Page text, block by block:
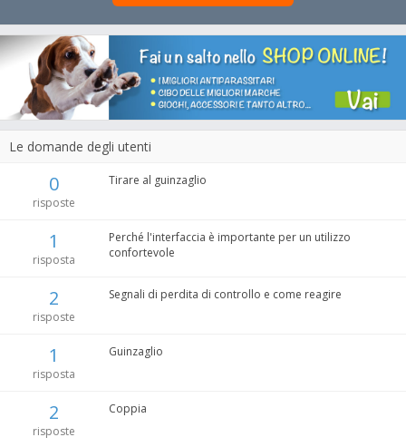
Le domande degli utenti
0
risposte
Tirare al guinzaglio
1
risposta
Perché l'interfaccia è importante per un utilizzo
confortevole
2
risposte
Segnali di perdita di controllo e come reagire
1
risposta
Guinzaglio
2
risposte
Coppia